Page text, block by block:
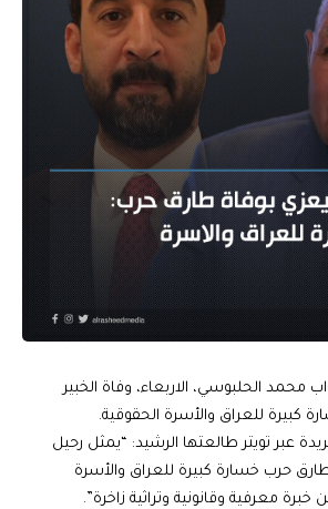
محمد الحلبوسي، الاربعاء، وفاة الخبير
كبيرة للعراق والأسرة الحقوقية.
عبر تويتر طالعتها الرشيد: “يمثل رحيل
طارق حرب خسارة كبيرة للعراق والأسرة
خبرة معرفية وقانونية وتراثية زاخرة”.